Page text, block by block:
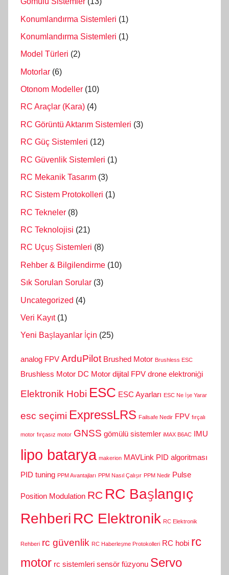
Konumlandırma Sistemleri (1)
Konumlandırma Sistemleri (1)
Model Türleri (2)
Motorlar (6)
Otonom Modeller (10)
RC Araçlar (Kara) (4)
RC Görüntü Aktarım Sistemleri (3)
RC Güç Sistemleri (12)
RC Güvenlik Sistemleri (1)
RC Mekanik Tasarım (3)
RC Sistem Protokolleri (1)
RC Tekneler (8)
RC Teknolojisi (21)
RC Uçuş Sistemleri (8)
Rehber & Bilgilendirme (10)
Sık Sorulan Sorular (3)
Uncategorized (4)
Veri Kayıt(1)
Yeni Başlayanlar İçin (25)
analog FPV ArduPilot Brushed Motor Brushless ESC
Brushless Motor DC Motor dijital FPV drone elektroniği
Elektronik Hobi ESC ESC Ayarları ESC Ne İşe Yarar
esc seçimi ExpressLRS Failsafe Nedir FPV fırçalı
motor fırçasız motor GNSS gömülü sistemler iMAX B6AC IMU
lipo batarya makerion MAVLink PID algoritması
PID tuning PPM Avantajları PPM Nasıl Çalışır PPM Nedir Pulse
Position Modulation RC RC Başlangıç
Rehberi RC Elektronik RC Elektronik
Rehberi rc güvenlik RC Haberleşme Protokolleri RC hobi rc
motor rc sistemleri sensör füzyonu Servo